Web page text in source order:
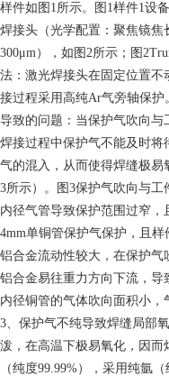
样件如图1所示。图1样件1设
焊接头（光学配置：聚焦镜焦
300μm），如图2所示；图
法：激光焊接头在固定位置
接过程采用高纯Ar气旁轴保护
导致的问题：当保护气吹向与
焊接过程中保护气不能及时
气的混入，从而使得焊缝极易
3所示）。图3保护气吹向与
内径气管导致保护范围过窄
4mm单铜管保护气保护，且
铝合金流动性较大，在保护
铝合金易往重力方向下流，
内径铜管的气体吹向面积小，
3、保护气不纯导致焊缝局部
泼，在高温下极易氧化，因
（纯度99.99%），采用纯氩